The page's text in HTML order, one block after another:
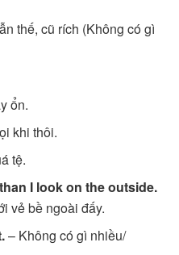
thế, cũ rích (Không có gì
ổn.
khi thôi.
tệ.
I look on the outside.
vẻ bề ngoài đấy.
– Không có gì nhiều/